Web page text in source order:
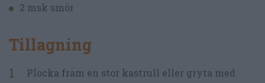
2 msk smör
Tillagning
Plocka fram en stor kastrull eller gryta med